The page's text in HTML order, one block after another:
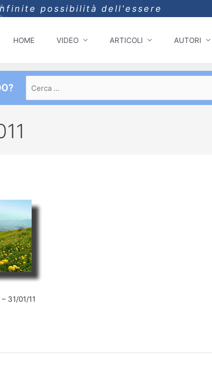
possibilità dell'essere
HOME VIDEO ARTICOLI AUTORI
per:
31/01/11